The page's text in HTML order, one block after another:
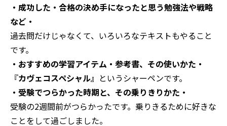
・成功した・合格の決め手になったと思う勉強法や戦略
など・
過去問だけじゃなくて、いろいろなテキストもやること
です。
・おすすめの学習アイテム・参考書、その使いかた・
『カヴェコスペシャル』 というシャーペンです。
・受験でつらかった時期と、その乗りきりかた・
受験の2週間前がつらかったです。乗りきるために好きな
ことをして過ごしました。